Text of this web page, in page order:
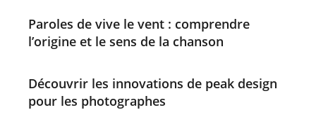
Paroles de vive le vent : comprendre
l’origine et le sens de la chanson
Découvrir les innovations de peak design
pour les photographes